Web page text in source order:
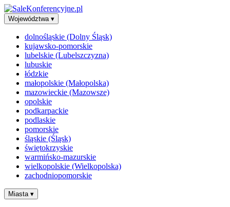
Województwa ▾
dolnośląskie (Dolny Śląsk)
kujawsko-pomorskie
lubelskie (Lubelszczyzna)
lubuskie
łódzkie
małopolskie (Małopolska)
mazowieckie (Mazowsze)
opolskie
podkarpackie
podlaskie
pomorskie
śląskie (Śląsk)
świętokrzyskie
warmińsko-mazurskie
wielkopolskie (Wielkopolska)
zachodniopomorskie
Miasta ▾